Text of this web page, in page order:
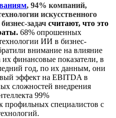
, 94% компаний,
искусственного
задач считают, что это
. 68% опрошенных
ИИ в бизнес-
внимание на влияние
их финансовые показатели, в
год, по их данным, они
эффект на EBITDA в
сложностей внедрения
99%
профильных специалистов с